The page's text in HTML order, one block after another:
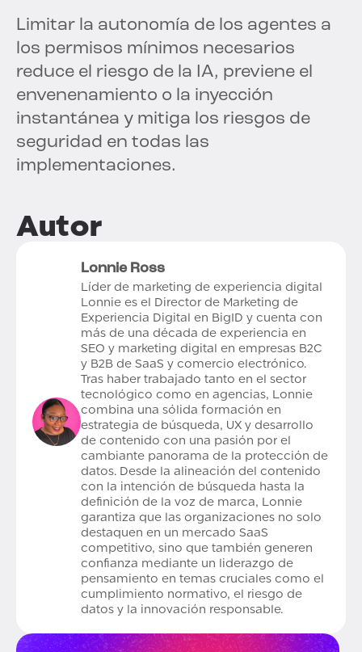
Limitar la autonomía de los agentes a
los permisos mínimos necesarios
reduce el riesgo de la IA, previene el
envenenamiento o la inyección
instantánea y mitiga los riesgos de
seguridad en todas las
implementaciones.
Autor
Lonnie Ross
Líder de marketing de experiencia digital
Lonnie es el Director de Marketing de
Experiencia Digital en BigID y cuenta con
más de una década de experiencia en
SEO y marketing digital en empresas B2C
y B2B de SaaS y comercio electrónico.
Tras haber trabajado tanto en el sector
tecnológico como en agencias, Lonnie
combina una sólida formación en
estrategia de búsqueda, UX y desarrollo
de contenido con una pasión por el
cambiante panorama de la protección de
datos. Desde la alineación del contenido
con la intención de búsqueda hasta la
definición de la voz de marca, Lonnie
garantiza que las organizaciones no solo
destaquen en un mercado SaaS
competitivo, sino que también generen
confianza mediante un liderazgo de
pensamiento en temas cruciales como el
cumplimiento normativo, el riesgo de
datos y la innovación responsable.